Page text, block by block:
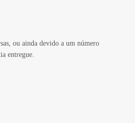
ou ainda devido a um número
entregue.